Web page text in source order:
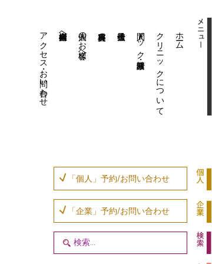
アクセス・お問い合わせ 企業内担当者様へ 個人のお客様へ 人間ドック・健康診断 クリニックについて ホーム
「個人」予約/お問い合わせ
「企業」予約/お問い合わせ